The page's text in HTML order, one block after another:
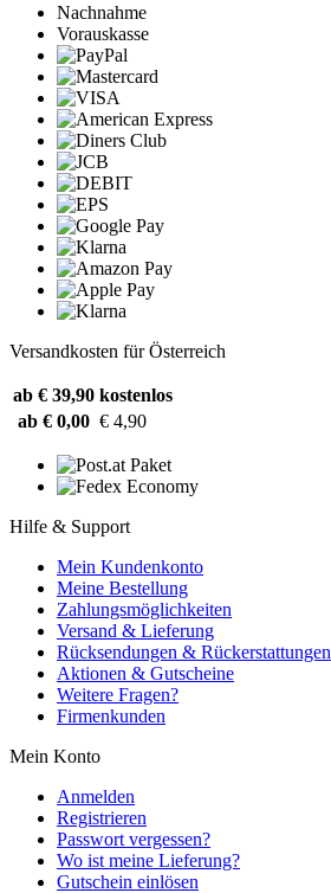
Nachnahme
Vorauskasse
Versandkosten für Österreich
ab € 39,90 kostenlos
ab € 0,00 € 4,90
Hilfe & Support
Mein Kundenkonto
Meine Bestellung
Zahlungsmöglichkeiten
Versand & Lieferung
Rücksendungen & Rückerstattungen
Aktionen & Gutscheine
Weitere Fragen?
Firmenkunden
Mein Konto
Anmelden
Registrieren
Passwort vergessen?
Wo ist meine Lieferung?
Gutschein einlösen